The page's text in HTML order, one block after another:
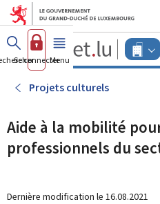
Aller au
Aller au
Guichet.lu
Se connecterMenu principal
Projets culturels
Aide à la mobilité
professionnels du
Dernière modification le 16.08.2021